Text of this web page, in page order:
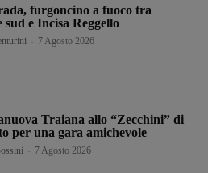
furgoncino a fuoco tra
sud e Incisa Reggello
7 Agosto 2026
Traiana allo “Zecchini” di
per una gara amichevole
7 Agosto 2026